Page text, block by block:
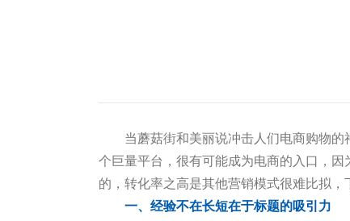
当蘑菇街和美丽说冲击人们电商购物
个巨量平台，很有可能成为电商的入口，
的，转化率之高是其他营销模式很难比拟，
一、经验不在长短在于标题的吸引力